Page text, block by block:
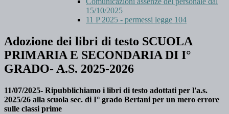
15/10/2025
11 P 2025 - permessi legge 104
Adozione dei libri di testo SCUOLA
PRIMARIA E SECONDARIA DI I°
GRADO- A.S. 2025-2026
11/07/2025- Ripubblichiamo i libri di testo adottati per l'a.s.
2025/26 alla scuola sec. di I° grado Bertani per un mero errore
sulle classi prime